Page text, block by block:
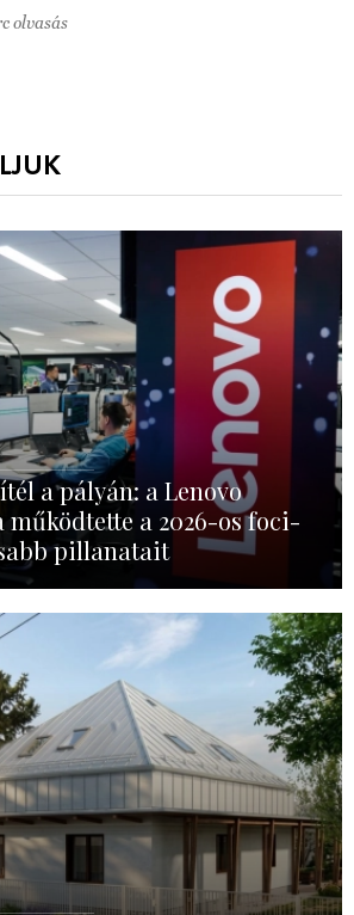
olvasás
a pályán: a Lenovo
a 2026-os foci-
pillanatait